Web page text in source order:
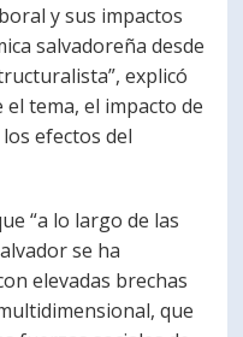
y sus impactos
salvadoreña desde
explicó
tema, el impacto de
efectos del
“a lo largo de las
se ha
elevadas brechas
que